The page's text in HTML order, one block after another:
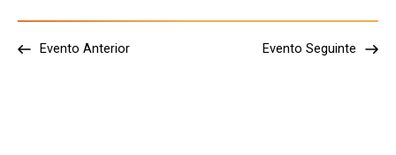
Evento Anterior Evento Seguinte